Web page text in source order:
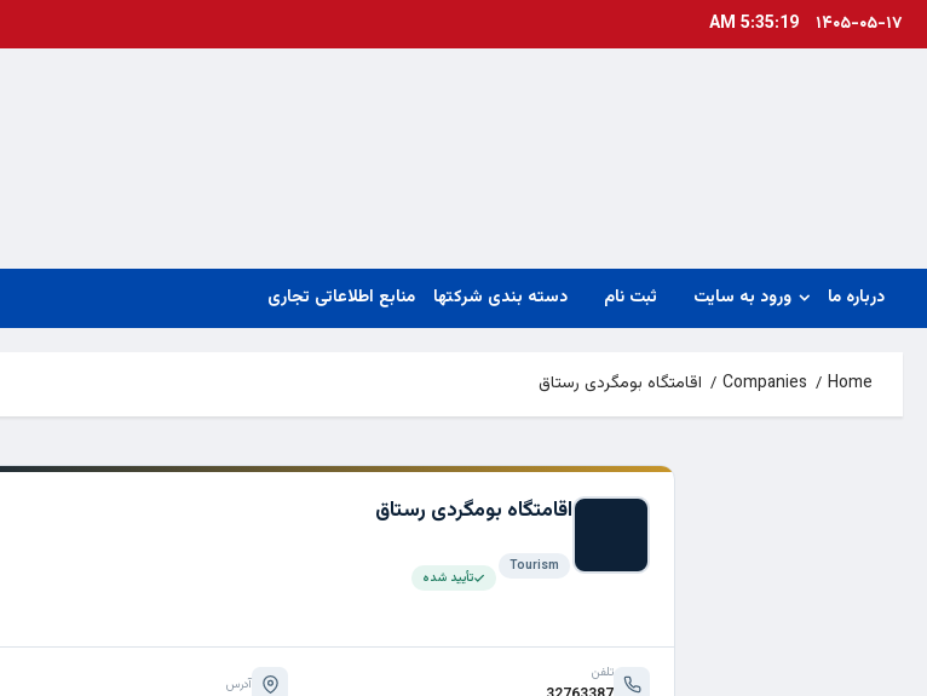
Skip۱۴۰۵-۰۵-۱۷ 5:35:19 AM
درباره ما ورود به سایت ثبت نام دسته بندی شرکتها منابع اطلاعاتی تجاری
Home
Companies اقامتگاه بومگردی رستاق
اقامتگاه بومگردی رستاق
Tourism
تأیید شده
تلفن
آدرس